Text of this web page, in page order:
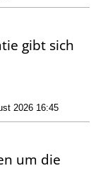
gibt sich
2026 16:45
um die